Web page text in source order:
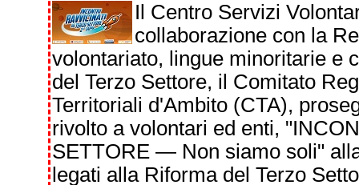
Il Centro Servizi
collaborazione con la
volontariato, lingue minoritarie e
del Terzo Settore, il Comitato
Territoriali d'Ambito (CTA),
rivolto a volontari ed enti,
SETTORE — Non siamo soli"
legati alla Riforma del Terzo